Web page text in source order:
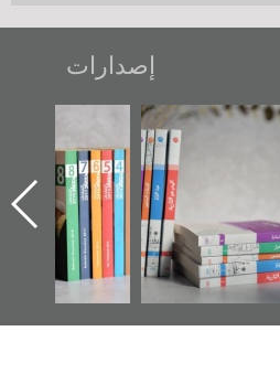
إصدارات
تصنيف موضوعي
للوثائق البريطانية
يقدمه «مركز أوال»
في سلسلة من 5
كتب
تصدر حصاد
الساحات 2019